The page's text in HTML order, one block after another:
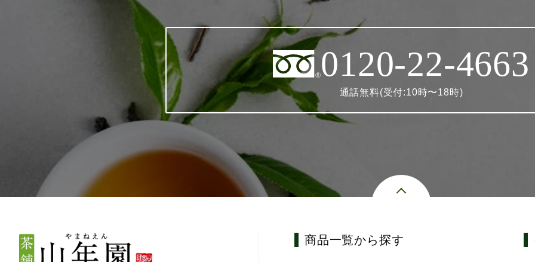
0120-22-4663
通話無料(受付:10時〜18時)
商品一覧から探す